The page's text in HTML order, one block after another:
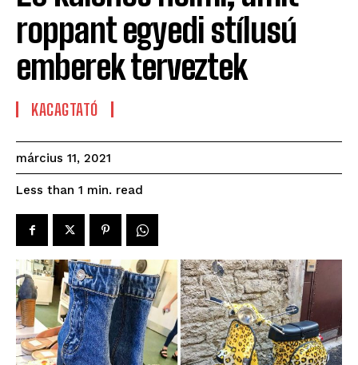
roppant egyedi stílusú
emberek terveztek
KACAGTATÓ
március 11, 2021
Less than 1 min. read